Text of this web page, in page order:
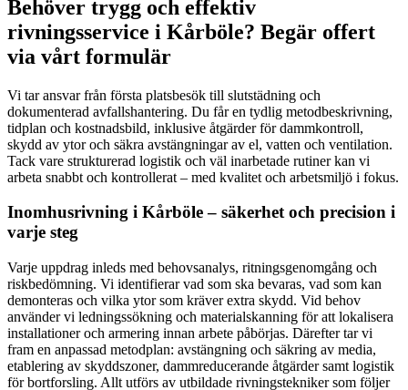
Behöver trygg och effektiv
rivningsservice i Kårböle? Begär offert
via vårt formulär
Vi tar ansvar från första platsbesök till slutstädning och
dokumenterad avfallshantering. Du får en tydlig metodbeskrivning,
tidplan och kostnadsbild, inklusive åtgärder för dammkontroll,
skydd av ytor och säkra avstängningar av el, vatten och ventilation.
Tack vare strukturerad logistik och väl inarbetade rutiner kan vi
arbeta snabbt och kontrollerat – med kvalitet och arbetsmiljö i fokus.
Inomhusrivning i Kårböle – säkerhet och precision i
varje steg
Varje uppdrag inleds med behovsanalys, ritningsgenomgång och
riskbedömning. Vi identifierar vad som ska bevaras, vad som kan
demonteras och vilka ytor som kräver extra skydd. Vid behov
använder vi ledningssökning och materialskanning för att lokalisera
installationer och armering innan arbete påbörjas. Därefter tar vi
fram en anpassad metodplan: avstängning och säkring av media,
etablering av skyddszoner, dammreducerande åtgärder samt logistik
för bortforsling. Allt utförs av utbildade rivningstekniker som följer